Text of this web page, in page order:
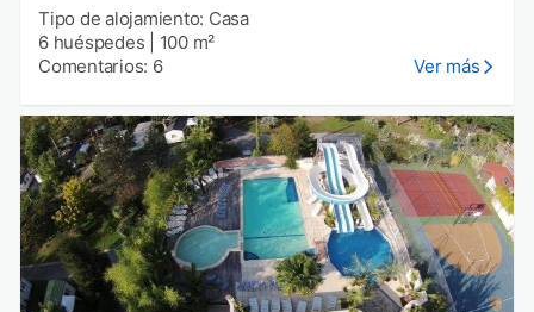
Tipo de alojamiento: Casa
6 huéspedes
100 m²
Comentarios: 6
Ver más